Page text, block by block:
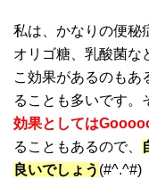
私は、かなりの便秘
オリゴ糖、乳酸菌な
こ効果があるのもあ
ることも多いです。
効果としては
ることもあるので、
良いでしょう (#^.^#)